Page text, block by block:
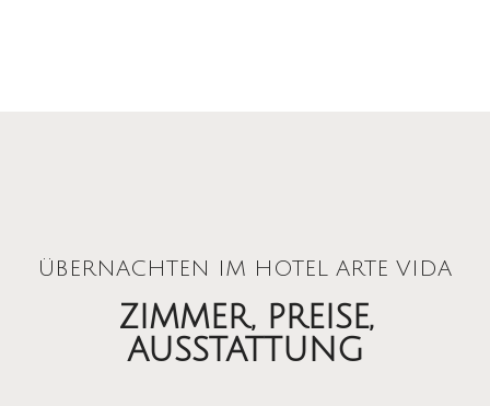
ÜBERNACHTEN IM HOTEL ARTE VIDA
ZIMMER, PREISE,
AUSSTATTUNG